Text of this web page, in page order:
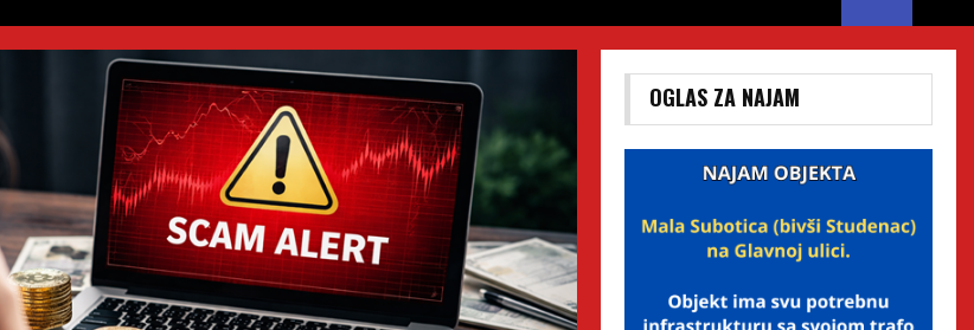
OGLAS ZA NAJAM